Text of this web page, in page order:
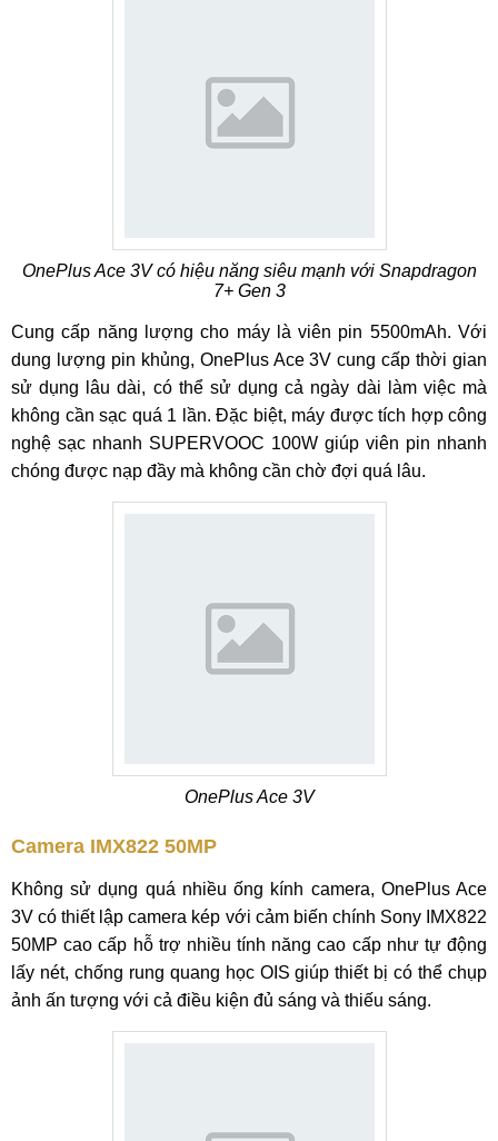
OnePlus Ace 3V có hiệu năng siêu mạnh với Snapdragon
7+ Gen 3
Cung cấp năng lượng cho máy là viên pin 5500mAh. Với
dung lượng pin khủng, OnePlus Ace 3V cung cấp thời gian
sử dụng lâu dài, có thể sử dụng cả ngày dài làm việc mà
không cần sạc quá 1 lần. Đặc biệt, máy được tích hợp công
nghệ sạc nhanh SUPERVOOC 100W giúp viên pin nhanh
chóng được nạp đầy mà không cần chờ đợi quá lâu.
OnePlus Ace 3V
Camera IMX822 50MP
Không sử dụng quá nhiều ống kính camera, OnePlus Ace
3V có thiết lập camera kép với cảm biến chính Sony IMX822
50MP cao cấp hỗ trợ nhiều tính năng cao cấp như tự động
lấy nét, chống rung quang học OIS giúp thiết bị có thể chụp
ảnh ấn tượng với cả điều kiện đủ sáng và thiếu sáng.